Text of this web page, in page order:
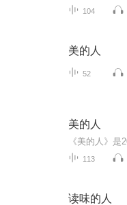
104
美的人
52
美的人
113
读味的人